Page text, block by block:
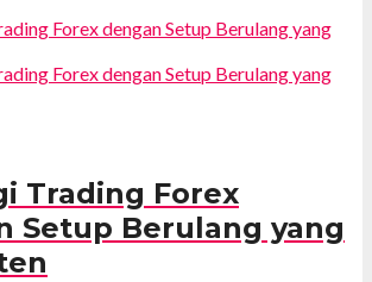
Trading Forex
Setup Berulang yang